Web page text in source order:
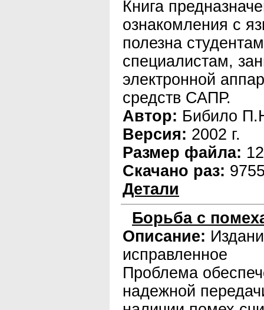
Книга
ознакомления с
полезна
специалистам,
электронной
средств САПР.
Автор: Бибило
Версия: 2002 г.
Размер файла:
Скачано раз:
Детали
Борьба с
Описание:
исправленное
Проблема
надежной